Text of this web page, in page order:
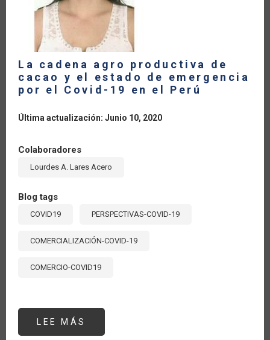
La cadena agro productiva de
cacao y el estado de emergencia
por el Covid-19 en el Perú
Última actualización: Junio 10, 2020
Colaboradores
Lourdes A. Lares Acero
Blog tags
COVID19 PERSPECTIVAS-COVID-19
COMERCIALIZACIÓN-COVID-19
COMERCIO-COVID19
LEE MÁS